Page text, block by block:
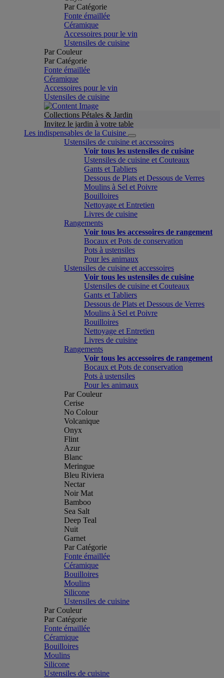
Par Catégorie
Fonte émaillée
Céramique
Accessoires pour le vin
Ustensiles de cuisine
Par Couleur
Par Catégorie
Fonte émaillée
Céramique
Accessoires pour le vin
Ustensiles de cuisine
Collections Pétales & Jardin
Invitez le jardin à votre table
Les indispensables de la Cuisine
Ustensiles de cuisine et accessoires
Voir tous les ustensiles de cuisine
Ustensiles de cuisine et Couteaux
Gants et Tabliers
Dessous de Plats et Dessous de Verres
Moulins à Sel et Poivre
Bouilloires
Nettoyage et Entretien
Livres de cuisine
Rangements
Voir tous les accessoires de rangement
Bocaux et Pots de conservation
Pots à ustensiles
Pour les animaux
Ustensiles de cuisine et accessoires
Voir tous les ustensiles de cuisine
Ustensiles de cuisine et Couteaux
Gants et Tabliers
Dessous de Plats et Dessous de Verres
Moulins à Sel et Poivre
Bouilloires
Nettoyage et Entretien
Livres de cuisine
Rangements
Voir tous les accessoires de rangement
Bocaux et Pots de conservation
Pots à ustensiles
Pour les animaux
Par Couleur
Cerise
No Colour
Volcanique
Onyx
Flint
Azur
Blanc
Meringue
Bleu Riviera
Nectar
Noir Mat
Bamboo
Sea Salt
Deep Teal
Nuit
Garnet
Par Catégorie
Fonte émaillée
Céramique
Bouilloires
Moulins
Silicone
Ustensiles de cuisine
Par Couleur
Par Catégorie
Fonte émaillée
Céramique
Bouilloires
Moulins
Silicone
Ustensiles de cuisine